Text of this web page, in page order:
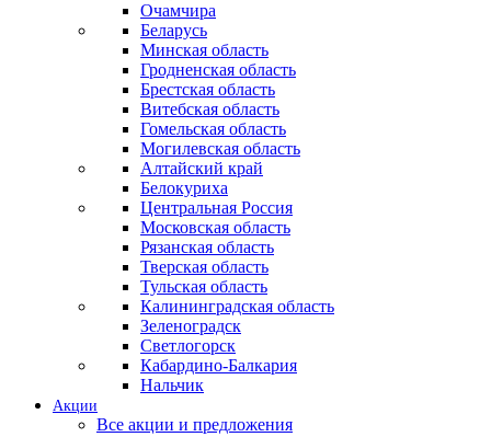
Очамчира
Беларусь
Минская область
Гродненская область
Брестская область
Витебская область
Гомельская область
Могилевская область
Алтайский край
Белокуриха
Центральная Россия
Московская область
Рязанская область
Тверская область
Тульская область
Калининградская область
Зеленоградск
Светлогорск
Кабардино-Балкария
Нальчик
Акции
Все акции и предложения